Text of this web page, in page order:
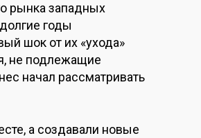
рынка западных
годы
шок от их «ухода»
не подлежащие
начал рассматривать
а создавали новые